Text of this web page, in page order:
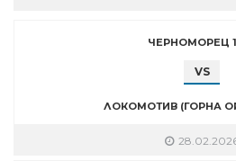
ЧЕРНОМОРЕЦ
VS
ЛОКОМОТИВ (ГОРНА